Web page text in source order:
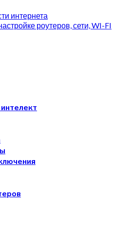
интернета
роутеров, сети, WI-FI